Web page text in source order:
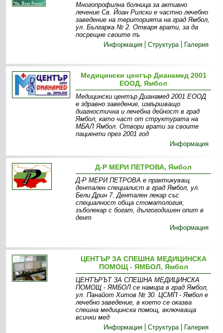
Многопрофилна болница за активно
лечение Св. Йоан Рилски е частно лечебно
заведение на територията на град Ямбол,
ул. Българка № 2. Отваря врати, за да
посрещне своите пъ
Информация
Структура Галерия
Медицински център Дианамед 2001
ЕООД, Ямбол
Медицински център Дианамед 2001 ЕООД
е здравно заведение, извършващо
диагностична и лечебна дейност в град
Ямбол, като част от структурата на
МБАЛ Ямбол. Отвори врати за своите
пациенти през 2001 год
Информация
Д-Р МЕРИ ПЕТРОВА, Ямбол
Д-Р МЕРИ ПЕТРОВА е практикуващ
дентален специалист в град Ямбол, ул.
Бели Дрин 7. Дентален лекар със
специалност обща стоматология,
зъболекар с богат, дългогодишен опит в
дент
Информация
ЦЕНТЪР ЗА СПЕШНА МЕДИЦИНСКА
ПОМОЩ - ЯМБОЛ, Ямбол
ЦЕНТЪРЪТ ЗА СПЕШНА МЕДИЦИНСКА
ПОМОЩ - ЯМБОЛ се намира в град Ямбол,
ул. Панайот Хитов № 30. ЦСМП - Ямбол е
лечебно заведение, в което се оказва
спешна медицинска помощ, включваща
всички мед
Информация
Структура Галерия